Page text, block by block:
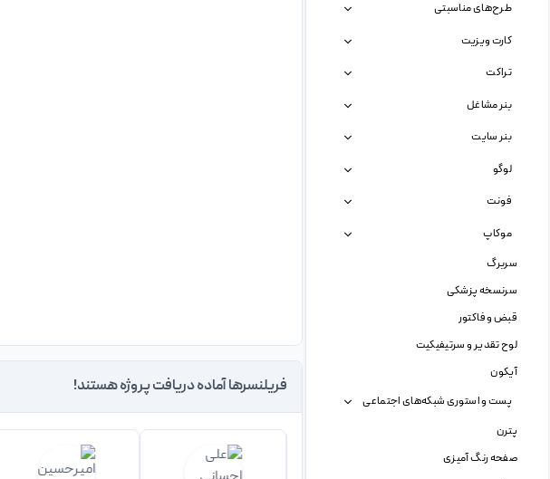
طرح‌های مناسبتی
کارت ویزیت
تراکت
بنر مشاغل
بنر سایت
لوگو
فونت
موکاپ
سربرگ
سرنسخه پزشکی
قبض و فاکتور
لوح تقدیر و سرتیفیکیت
آیکون
پست و استوری شبکه‌های اجتماعی
پترن
صفحه رنگ آمیزی
فریلنسرها آماده دریافت پروژه هستند!